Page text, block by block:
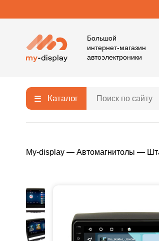
Большой
интернет-магазин
автоэлектроники
Каталог
My-display — Автомагнитолы —